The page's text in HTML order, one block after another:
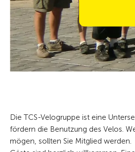
Die TCS-Velogruppe ist eine
fördern die Benutzung des Velos.
mögen, sollten Sie Mitglied werden.